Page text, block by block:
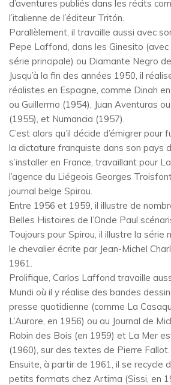
d’aventures publiés dans les récits
l’italienne de l’éditeur Tritón.
Parallèlement, il travaille aussi avec
Pepe Laffond, dans les Ginesito
série principale) ou Diamante Negro
Jusqu’à la fin des années 1950, il
réalistes en Espagne, comme Dinah
ou Guillermo (1954), Juan Aventuras
(1955), et Numancia (1957).
C’est alors qu’il décide d’émigrer pour
la dictature franquiste dans son pays
s’installer en France, travaillant pour
l’agence du Liégeois Georges
journal belge Spirou.
Entre 1956 et 1959, il illustre de
Belles Histoires de l’Oncle Paul
Toujours pour Spirou, il illustre la série
le chevalier écrite par Jean-Michel
1961.
Prolifique, Carlos Laffond travaille
Mundi où il y réalise des bandes
presse quotidienne (comme La
L’Aurore, en 1956) ou au Journal de
Robin des Bois (en 1959) et La Mer
(1960), sur des textes de Pierre Fallot.
Ensuite, à partir de 1961, il se recycle
petits formats chez Artima (Sissi, en